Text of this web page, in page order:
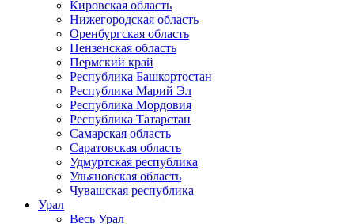
Кировская область
Нижегородская область
Оренбургская область
Пензенская область
Пермский край
Республика Башкортостан
Республика Марий Эл
Республика Мордовия
Республика Татарстан
Самарская область
Саратовская область
Удмуртская республика
Ульяновская область
Чувашская республика
Урал
Весь Урал